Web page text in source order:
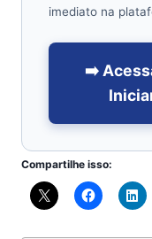
imediato na
➡️
Compartilhe isso: